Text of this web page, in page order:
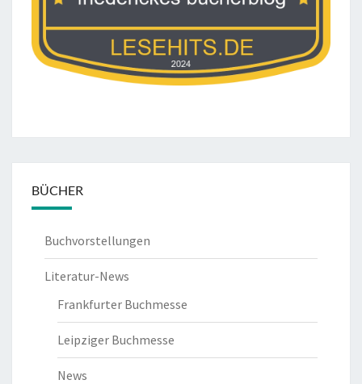
BÜCHER
Buchvorstellungen
Literatur-News
Frankfurter Buchmesse
Leipziger Buchmesse
News